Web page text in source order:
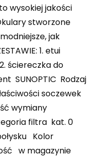
wysokiej jakości
stworzone
jak
1. etui
ściereczka do
SUNOPTIC Rodzaj
soczewek
wymiany
filtra kat. 0
Kolor
w magazynie